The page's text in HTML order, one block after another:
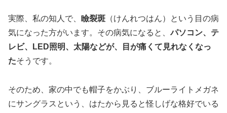
実際、私の知人で、 瞼裂斑 （けんれつはん）という目の病
気になった方がいます。その病気になると、パソコン、テ
レビ、LED照明、太陽などが、目が痛くて見れなくなっ
たそうです。
そのため、家の中でも帽子をかぶり、ブルーライトメガネ
にサングラスという、はたから見ると怪しげな格好でいる